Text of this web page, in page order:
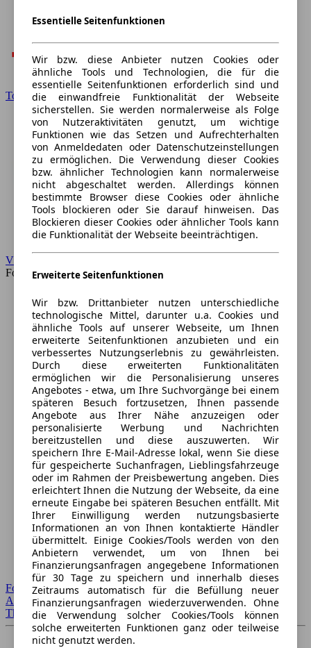
Toyota
VW
Forum
Forum Startseite
Alle Auto-Foren
Themen-Forum
Essentielle Seitenfunktionen
Wir bzw. diese Anbieter nutzen Cookies oder
ähnliche Tools und Technologien, die für die
essentielle Seitenfunktionen erforderlich sind und
die einwandfreie Funktionalität der Webseite
sicherstellen. Sie werden normalerweise als Folge
von Nutzeraktivitäten genutzt, um wichtige
Funktionen wie das Setzen und Aufrechterhalten
von Anmeldedaten oder Datenschutzeinstellungen
zu ermöglichen. Die Verwendung dieser Cookies
bzw. ähnlicher Technologien kann normalerweise
nicht abgeschaltet werden. Allerdings können
bestimmte Browser diese Cookies oder ähnliche
Tools blockieren oder Sie darauf hinweisen. Das
Blockieren dieser Cookies oder ähnlicher Tools kann
die Funktionalität der Webseite beeinträchtigen.
Erweiterte Seitenfunktionen
Wir bzw. Drittanbieter nutzen unterschiedliche
technologische Mittel, darunter u.a. Cookies und
ähnliche Tools auf unserer Webseite, um Ihnen
erweiterte Seitenfunktionen anzubieten und ein
verbessertes Nutzungserlebnis zu gewährleisten.
Durch diese erweiterten Funktionalitäten
ermöglichen wir die Personalisierung unseres
Angebotes - etwa, um Ihre Suchvorgänge bei einem
späteren Besuch fortzusetzen, Ihnen passende
Angebote aus Ihrer Nähe anzuzeigen oder
personalisierte Werbung und Nachrichten
bereitzustellen und diese auszuwerten. Wir
speichern Ihre E-Mail-Adresse lokal, wenn Sie diese
für gespeicherte Suchanfragen, Lieblingsfahrzeuge
oder im Rahmen der Preisbewertung angeben. Dies
erleichtert Ihnen die Nutzung der Webseite, da eine
erneute Eingabe bei späteren Besuchen entfällt. Mit
Ihrer Einwilligung werden nutzungsbasierte
Informationen an von Ihnen kontaktierte Händler
übermittelt. Einige Cookies/Tools werden von den
Anbietern verwendet, um von Ihnen bei
Finanzierungsanfragen angegebene Informationen
für 30 Tage zu speichern und innerhalb dieses
Zeitraums automatisch für die Befüllung neuer
Finanzierungsanfragen wiederzuverwenden. Ohne
die Verwendung solcher Cookies/Tools können
solche erweiterten Funktionen ganz oder teilweise
nicht genutzt werden.